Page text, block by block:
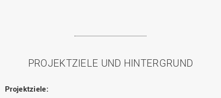
PROJEKTZIELE UND HINTERGRUND
Projektziele: